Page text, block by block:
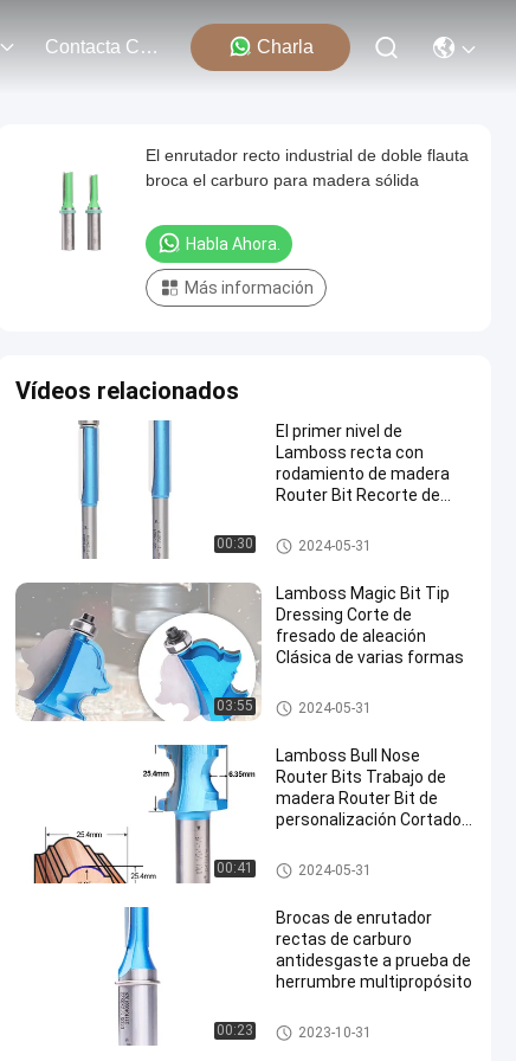
Contacta Con Nosotros Charla
El enrutador recto industrial de doble flauta
broca el carburo para madera sólida
Habla Ahora.
Más información
Vídeos relacionados
00:30
El primer nivel de
Lamboss recta con
rodamiento de madera
Router Bit Recorte de
fresado
pedazos rectos del router
2024-05-31
03:55
Lamboss Magic Bit Tip
Dressing Corte de
fresado de aleación
Clásica de varias formas
pedazos rectos del router
2024-05-31
00:41
Lamboss Bull Nose
Router Bits Trabajo de
madera Router Bit de
personalización Cortador
pedazos rectos del router
2024-05-31
00:23
Brocas de enrutador
rectas de carburo
antidesgaste a prueba de
herrumbre multipropósito
pedazos rectos del router
2023-10-31